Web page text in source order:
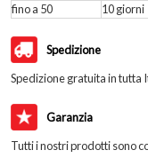
fino a 50
10 giorni
Spedizione
Spedizione gratuita in tutta
Garanzia
Tutti i nostri prodotti sono